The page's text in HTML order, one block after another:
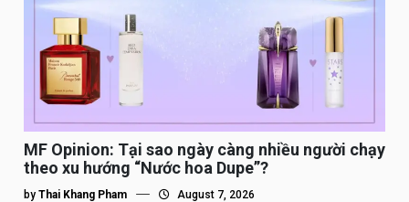
MF Opinion: Tại sao ngày càng nhiều người chạy
theo xu hướng “Nước hoa Dupe”?
by Thai Khang Pham August 7, 2026